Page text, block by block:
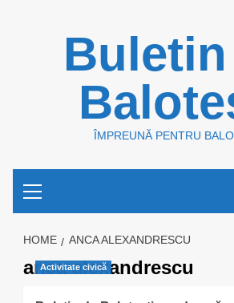
ÎMPREUNĂ PENTRU
Menu
HOME ANCA ALEXANDRESCU
anca alexandrescu
Activitate civică